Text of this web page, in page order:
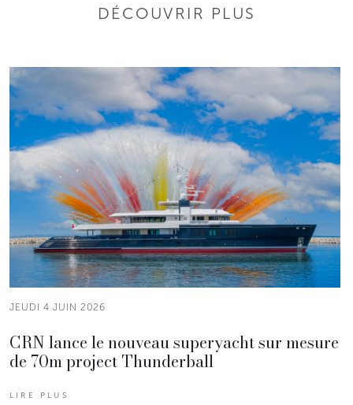
DÉCOUVRIR PLUS
JEUDI 4 JUIN 2026
CRN lance le nouveau superyacht sur mesure
de 70m project Thunderball
LIRE PLUS